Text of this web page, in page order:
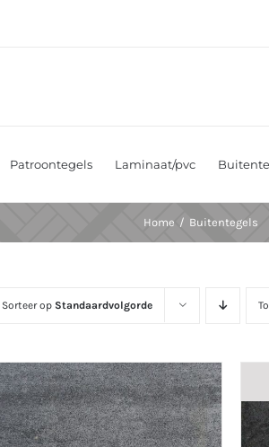
Patroontegels Laminaat/pvc
Home Buitentegels
Sorteer op Standaardvolgorde